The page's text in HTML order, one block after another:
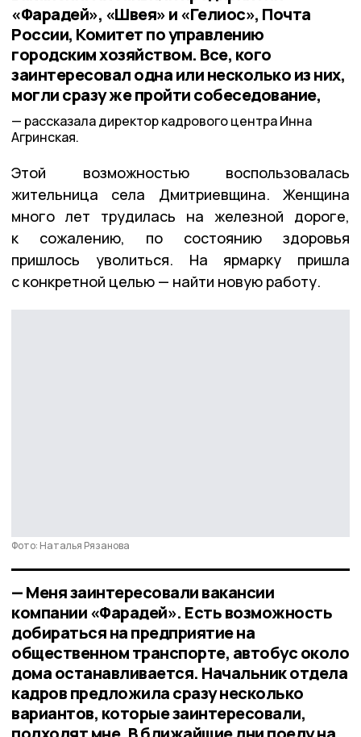
«Фарадей», «Швея» и «Гелиос», Почта
России, Комитет по управлению
городским хозяйством. Все, кого
заинтересовал одна или несколько из них,
могли сразу же пройти собеседование,
рассказала директор кадрового центра Инна
Агринская.
Этой возможностью воспользовалась
жительница села Дмитриевщина. Женщина
много лет трудилась на железной дороге,
к сожалению, по состоянию здоровья
пришлось уволиться. На ярмарку пришла
с конкретной целью — найти новую работу.
Фото: Наталья Рязанова
— Меня заинтересовали вакансии
компании «Фарадей». Есть возможность
добираться на предприятие на
общественном транспорте, автобус около
дома останавливается. Начальник отдела
кадров предложила сразу несколько
вариантов, которые заинтересовали,